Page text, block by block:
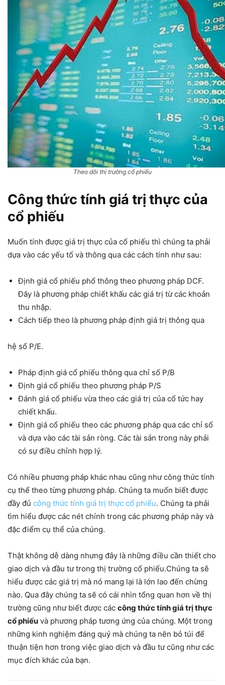
Theo dõi thị trường cổ phiếu
Công thức tính giá trị thực của
cổ phiếu
Muốn tính được giá trị thực của cổ phiếu thì chúng ta phải
dựa vào các yếu tố và thông qua các cách tính như sau:
Định giá cổ phiếu phổ thông theo phương pháp DCF.
Đây là phương pháp chiết khấu các giá trị từ các khoản
thu nhập.
Cách tiếp theo là phương pháp định giá trị thông qua
hệ số P/E.
Pháp định giá cổ phiếu thông qua chỉ số P/B
Định giá cổ phiếu theo phương pháp P/S
Đánh giá cổ phiếu vừa theo các giá trị của cổ tức hay
chiết khấu.
Định giá cổ phiếu theo các phương pháp qua các chỉ số
và dựa vào các tài sản ròng. Các tài sản trong này phải
có sự điều chỉnh hợp lý.
Có nhiều phương pháp khác nhau cũng như công thức tính
cụ thể theo từng phương pháp. Chúng ta muốn biết được
đầy đủ công thức tính giá trị thực cổ phiếu. Chúng ta phải
tìm hiểu được các nét chính trong các phương pháp này và
đặc điểm cụ thể của chúng.
Thật không dễ dàng nhưng đây là những điều cần thiết cho
giao dịch và đầu tư trong thị trường cổ phiếu.Chúng ta sẽ
hiểu được các giá trị mà nó mang lại là lớn lao đến chừng
nào. Qua đây chúng ta sẽ có cái nhìn tổng quan hơn về thị
trường cũng như biết được các công thức tính giá trị thực
cổ phiếu và phương pháp tương ứng của chúng. Một trong
những kinh nghiệm đáng quý mà chúng ta nên bỏ túi để
thuận tiện hơn trong việc giao dịch và đầu tư cũng như các
mục đích khác của bạn.